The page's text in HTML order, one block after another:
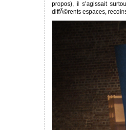
propos), il s’agissait
diffÃ©rents espaces,